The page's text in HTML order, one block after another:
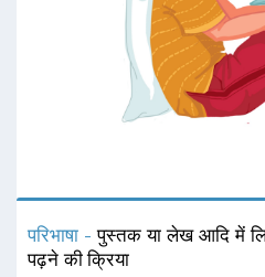
परिभाषा -पुस्तक या लेख आदि में
पढ़ने की क्रिया